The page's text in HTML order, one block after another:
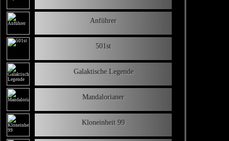
Anführer
501st
Galaktische Legende
Mandalorianer
Kloneinheit 99